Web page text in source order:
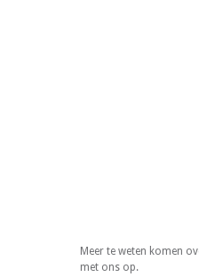
Meer te weten komen
met ons op.